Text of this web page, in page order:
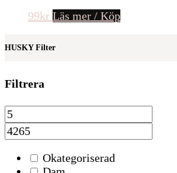
99kr Läs mer / Köp
HUSKY Filter
Filtrera
Okategoriserad